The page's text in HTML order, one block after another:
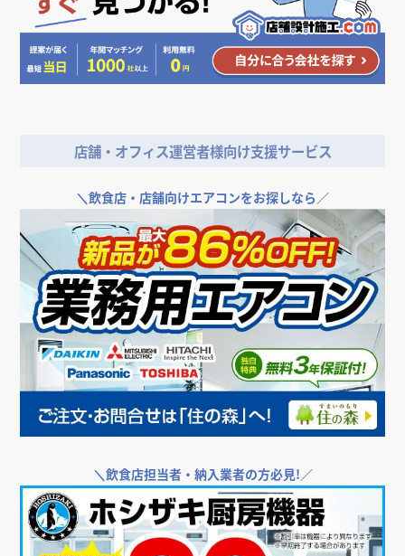
フレンチの
内装工事の費用相場
飲食店の
＼店舗やオフィスの開業･改装をご検討なら／
店舗・オフィス運営者様向け支援サービス